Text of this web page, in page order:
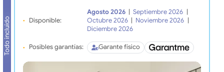
Todo incluido Disponible:
Agosto 2026 Septiembre 2026
Octubre 2026
Noviembre 2026
Diciembre 2026
Posibles garantías: Garante físico